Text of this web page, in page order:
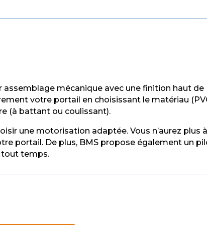
mécanique avec une finition haut de
votre portail en choisissant le matériau
(à battant ou coulissant).
une motorisation adaptée. Vous n’aurez plus
portail. De plus, BMS propose également un
tout temps.